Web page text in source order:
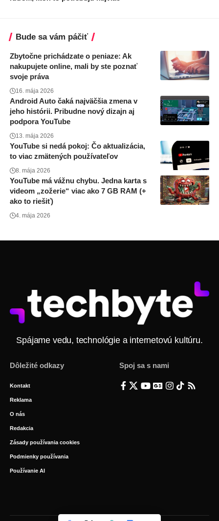
Bude sa vám páčiť
Zbytočne prichádzate o peniaze: Ak
nakupujete online, mali by ste poznať
svoje práva
16. mája 2026
Android Auto čaká najväčšia zmena v
jeho histórii. Pribudne nový dizajn aj
podpora YouTube
13. mája 2026
YouTube si nedá pokoj: Čo aktualizácia,
to viac zmätených používateľov
8. mája 2026
YouTube má vážnu chybu. Jedna karta s
videom „zožerie“ viac ako 7 GB RAM (+
ako to riešiť)
4. mája 2026
Spájame vedu, technológie a internetovú kultúru.
Dôležité odkazy
Kontakt
Reklama
O nás
Redakcia
Zásady používania cookies
Podmienky používania
Používanie AI
Spoj sa s nami